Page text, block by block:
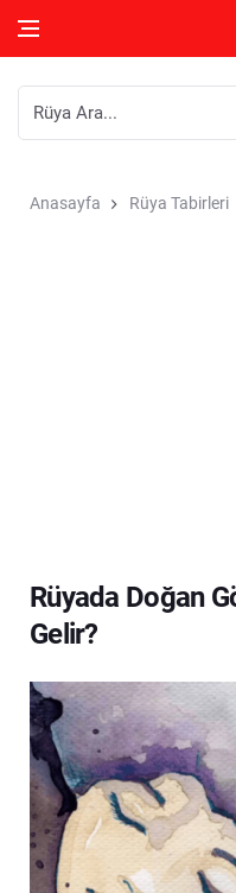
Anasayfa Rüya Tabirleri
Rüyada Doğan
Gelir?